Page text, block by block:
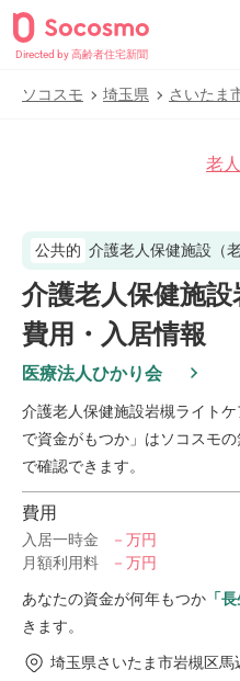
Directed by 高齢者住宅新聞
ソコスモ 埼玉県 さいたま
老
公共的 介護老人保健施設（老
介護老人保健施
費用・入居情報
医療法人ひかり会
介護老人保健施設岩槻ライトケ
で資金がもつか」はソコスモ
で確認できます。
費用
入居一時金
－万円
月額利用料
－万円
あなたの資金が何年もつか 「
きます。
埼玉県さいたま市岩槻区馬